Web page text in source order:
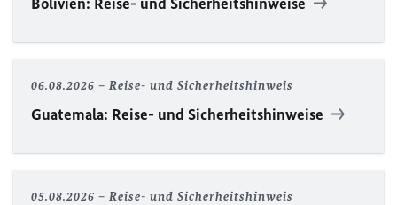
06.08.2026 Reise- und Sicherheitshinweis
Guatemala: Reise- und Sicherheitshinweise
05.08.2026 Reise- und Sicherheitshinweis